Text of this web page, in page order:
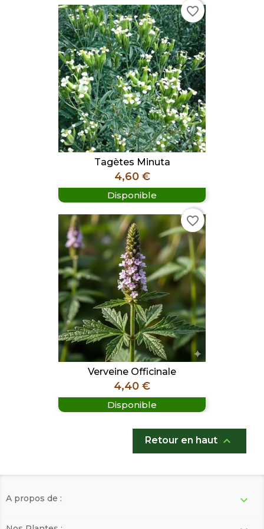
Tagètes Minuta
Prix
4,60 €
Disponible
favorite_border
Verveine Officinale
Prix
4,40 €
Disponible
favorite_border
Retour en haut 
A propos de : 